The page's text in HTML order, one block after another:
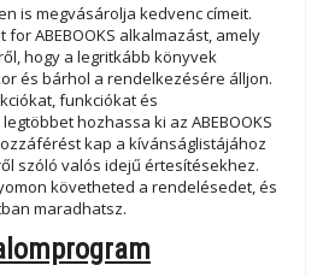
is megvásárolja kedvenc címeit.
for ABEBOOKS alkalmazást, amely
hogy a legritkább könyvek
és bárhol a rendelkezésére álljon.
funkciókat és
hozhassa ki az ABEBOOKS
kap a kívánságlistájához
szóló valós idejű értesítésekhez.
követheted a rendelésedet, és
maradhatsz.